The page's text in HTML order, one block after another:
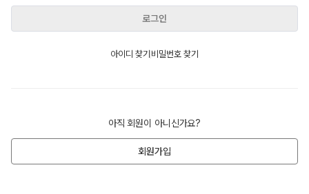
로그인
아이디 찾기 비밀번호 찾기
아직 회원이 아니신가요?
회원가입